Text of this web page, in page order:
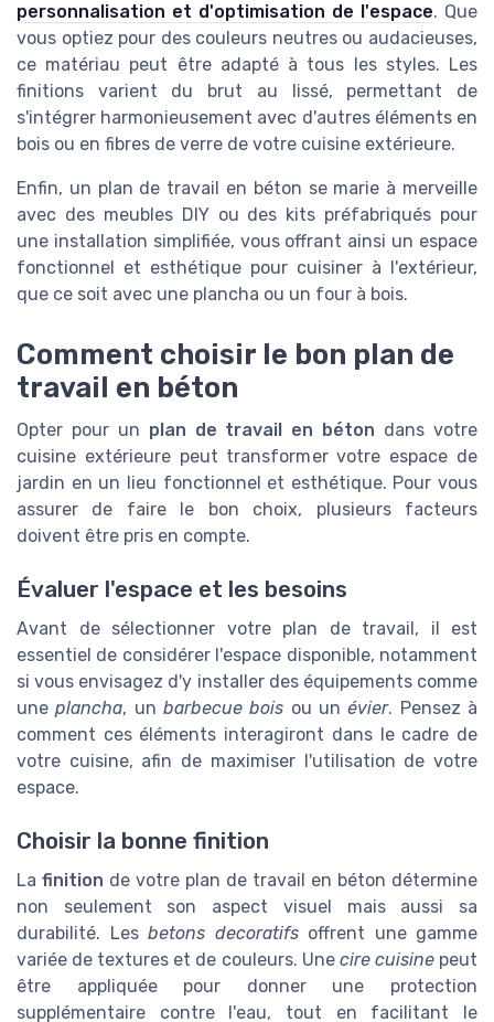
personnalisation et d'optimisation de l'espace. Que
vous optiez pour des couleurs neutres ou audacieuses,
ce matériau peut être adapté à tous les styles. Les
finitions varient du brut au lissé, permettant de
s'intégrer harmonieusement avec d'autres éléments en
bois ou en fibres de verre de votre cuisine extérieure.
Enfin, un plan de travail en béton se marie à merveille
avec des meubles DIY ou des kits préfabriqués pour
une installation simplifiée, vous offrant ainsi un espace
fonctionnel et esthétique pour cuisiner à l'extérieur,
que ce soit avec une plancha ou un four à bois.
Comment choisir le bon plan de
travail en béton
Opter pour un plan de travail en béton dans votre
cuisine extérieure peut transformer votre espace de
jardin en un lieu fonctionnel et esthétique. Pour vous
assurer de faire le bon choix, plusieurs facteurs
doivent être pris en compte.
Évaluer l'espace et les besoins
Avant de sélectionner votre plan de travail, il est
essentiel de considérer l'espace disponible, notamment
si vous envisagez d'y installer des équipements comme
uneplancha, unbarbecue bois ou unévier. Pensez à
comment ces éléments interagiront dans le cadre de
votre cuisine, afin de maximiser l'utilisation de votre
espace.
Choisir la bonne finition
La finition de votre plan de travail en béton détermine
non seulement son aspect visuel mais aussi sa
durabilité. Les betons decoratifsoffrent une gamme
variée de textures et de couleurs. Une cire cuisinepeut
être appliquée pour donner une protection
supplémentaire contre l'eau, tout en facilitant le